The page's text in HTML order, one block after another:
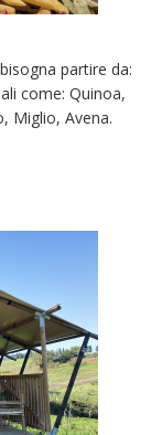
partire da:
come: Quinoa,
Miglio, Avena.